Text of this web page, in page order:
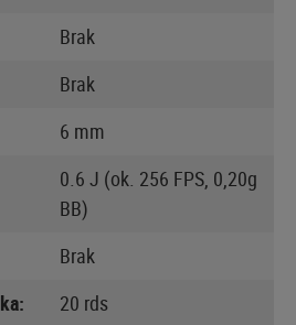
Brak
Brak
6 mm
0.6 J (ok. 256 FPS, 0,20g
BB)
Brak
20 rds